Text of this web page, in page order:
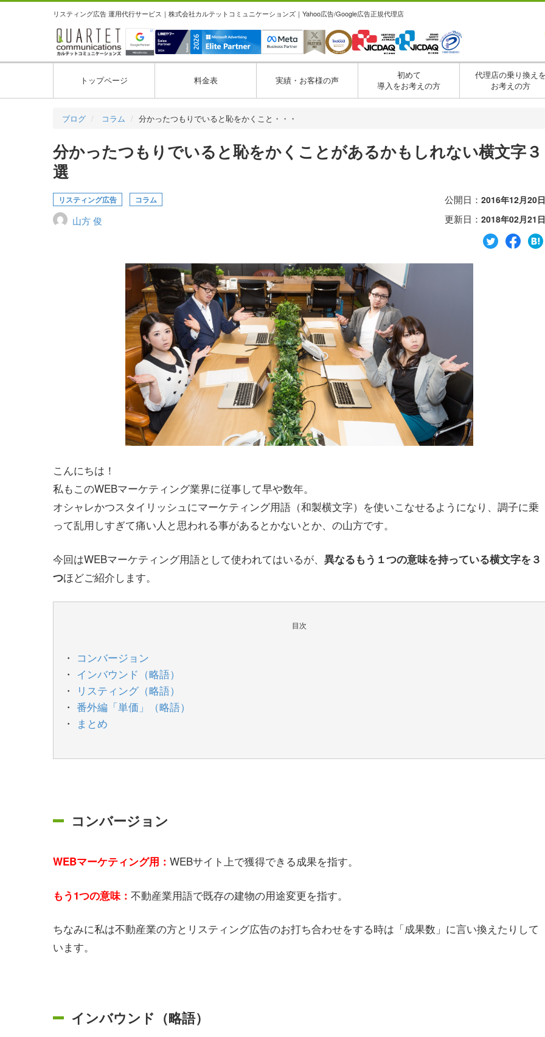
リスティング広告 運用代行サービス｜株式会社カルテットコミュニケーションズ｜Yahoo広告/Google広告正規代理店
トップページ 料金表 実績・お客様の声
初めて
導入をお考えの方
代理店の乗り換え
お考えの方
ブログ コラム 分かったつもりでいると恥をかくこと・・・
分かったつもりでいると恥をかくことがあるかもしれない横文字３
選
リスティング広告 コラム
山方 俊
公開日： 2016年12月20日
更新日： 2018年02月21日
こんにちは！
私もこのWEBマーケティング業界に従事して早や数年。
オシャレかつスタイリッシュにマーケティング用語（和製横文字）を使いこなせるようになり、調子に乗
って乱用しすぎて痛い人と思われる事があるとかないとか、の山方です。
今回はWEBマーケティング用語として使われてはいるが、 異なるもう１つの意味を持っている横文字を３
つほどご紹介します。
目次
コンバージョン
インバウンド（略語）
リスティング（略語）
番外編「単価」（略語）
まとめ
コンバージョン
WEBマーケティング用： WEBサイト上で獲得できる成果を指す。
もう1つの意味： 不動産業用語で既存の建物の用途変更を指す。
ちなみに私は不動産業の方とリスティング広告のお打ち合わせをする時は「成果数」に言い換えたりして
います。
インバウンド（略語）